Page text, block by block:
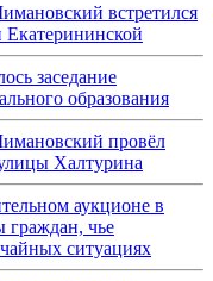
встретился
заседание
образования
провёл
Халтурина
аукционе в
граждан, чье
ситуациях